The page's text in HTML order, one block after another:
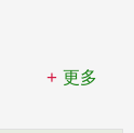
更多